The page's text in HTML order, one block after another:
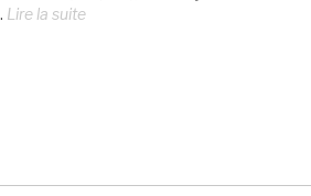
Lire la suite